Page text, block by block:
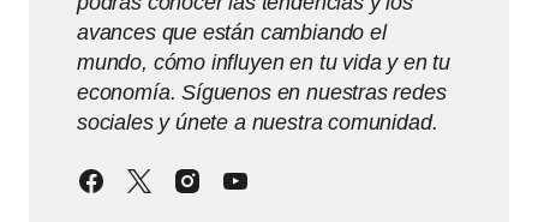
avances que están cambiando el
mundo, cómo influyen en tu vida y en tu
economía. Síguenos en nuestras redes
sociales y únete a nuestra comunidad.